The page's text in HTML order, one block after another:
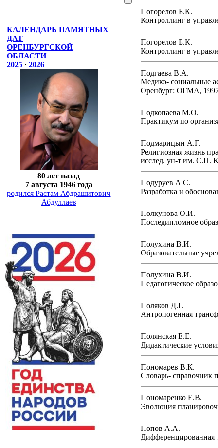
КАЛЕНДАРЬ ПАМЯТНЫХ
ДАТ
ОРЕНБУРГСКОЙ
ОБЛАСТИ
2025 · 2026
80 лет назад
7 августа 1946 года
родился Растам Абдрашитович
Абдуллаев
Погорелов Б.К.
Контроллинг в
Погорелов Б.К.
Контроллинг в
Подгаева В.А.
Медико- социальные
Оренбург: ОГМА,
Подкопаева М.О.
Практикум по
Подмарицын А.Г.
Религиозная жизнь
исслед. ун-т им. С.П.
Подуруев А.С.
Разработка и
Полкунова О.И.
Последипломное
Полухина В.И.
Образовательные
Полухина В.И.
Педагогическое
Поляков Д.Г.
Антропогенная
Полянская Е.Е.
Дидактические
Пономарев В.К.
Словарь- справочник
Пономаренко Е.В.
Эволюция
Попов А.А.